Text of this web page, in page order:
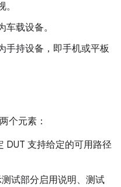
车载设备。
手持设备，即手机或平板
个元素：
DUT 支持给定的可用路径
试部分启用说明、测试